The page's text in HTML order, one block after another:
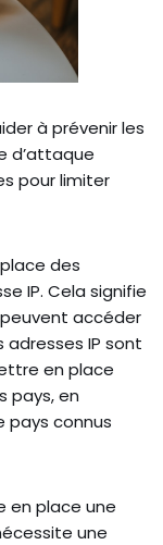
à prévenir les
d’attaque
pour limiter
des
IP. Cela signifie
accéder
IP sont
en place
pays, en
pays connus
en place une
une